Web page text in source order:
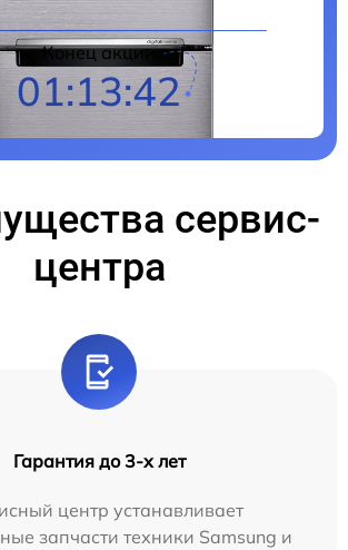
Конец акции
01:13:39
сервис-
центра
Гарантия до 3-х лет
центр устанавливает
запчасти техники Samsung и